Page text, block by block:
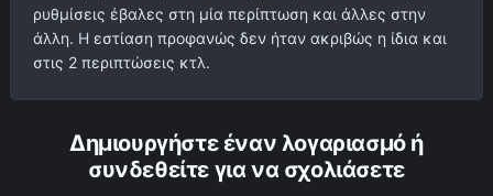
ρυθμίσεις έβαλες στη μία περίπτωση και άλλες στην
άλλη. Η εστίαση προφανώς δεν ήταν ακριβώς η ίδια και
στις 2 περιπτώσεις κτλ.
Δημιουργήστε έναν λογαριασμό ή
συνδεθείτε για να σχολιάσετε